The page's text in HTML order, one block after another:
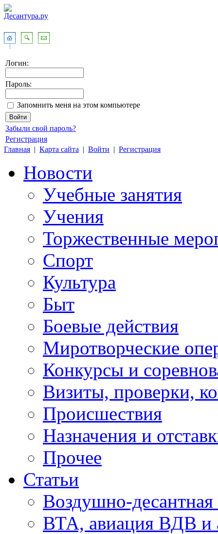
Логин:
Пароль:
Запомнить меня на этом компьютере
Забыли свой пароль?
Регистрация
Главная | Карта сайта | Войти | Регистрация
Новости
Учебные занятия
Учения
Торжественные
Спорт
Культура
Быт
Боевые действия
Миротворческие
Конкурсы и
Визиты, проверки,
Происшествия
Назначения и
Прочее
Статьи
Воздушно-десантная
ВТА, авиация ВДВ и